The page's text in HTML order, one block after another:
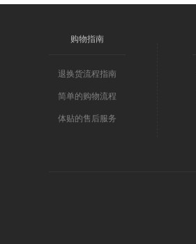
购物指南
退换货流程指南
简单的购物流程
体贴的售后服务